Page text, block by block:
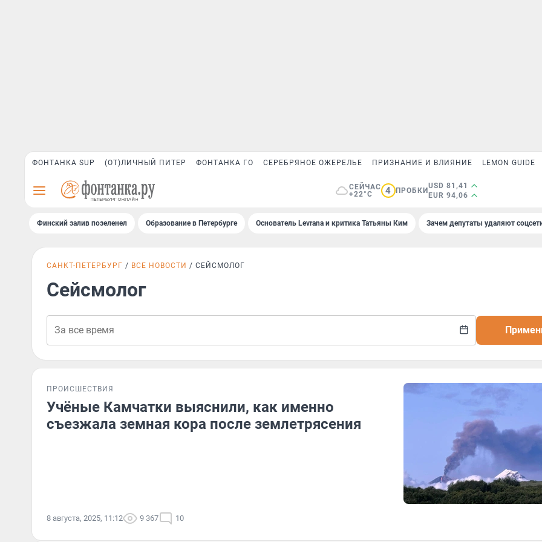
ФОНТАНКА SUP (ОТ)ЛИЧНЫЙ ПИТЕР ФОНТАНКА ГО СЕРЕБРЯНОЕ ОЖЕРЕЛЬЕ ПРИЗНАНИЕ И ВЛИЯНИЕ LEMON GUIDE
СЕЙЧАС
+22°C
4 ПРОБКИ
USD 81,41
EUR 94,06
Финский залив позеленел Образование в Петербурге Основатель Levrana и критика Татьяны Ким Зачем депутаты удаляют
САНКТ-ПЕТЕРБУРГ ВСЕ НОВОСТИ СЕЙСМОЛОГ
Сейсмолог
ПРОИСШЕСТВИЯ
Учёные Камчатки выяснили, как именно
съезжала земная кора после землетрясения
8 августа, 2025, 11:12 9 367 10